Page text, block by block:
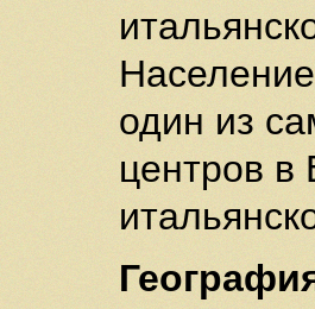
один из
центров в